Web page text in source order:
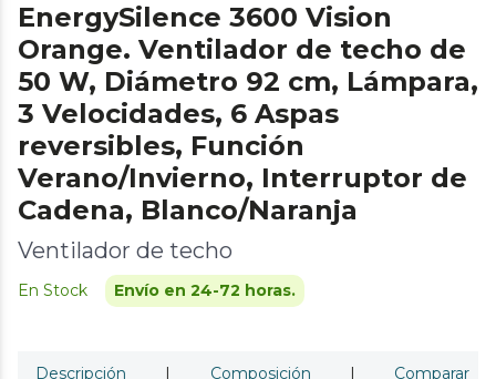
EnergySilence 3600 Vision
Orange. Ventilador de techo de
50 W, Diámetro 92 cm, Lámpara,
3 Velocidades, 6 Aspas
reversibles, Función
Verano/Invierno, Interruptor de
Cadena, Blanco/Naranja
Ventilador de techo
En Stock Envío en 24-72 horas.
Descripción | Composición | Comparar